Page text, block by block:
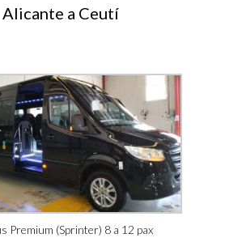
Alicante a Ceutí
Premium (Sprinter) 8 a 12 pax